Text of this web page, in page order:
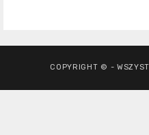
COPYRIGHT © -